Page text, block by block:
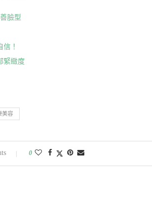
臉型
！
緊緻度
美容
0